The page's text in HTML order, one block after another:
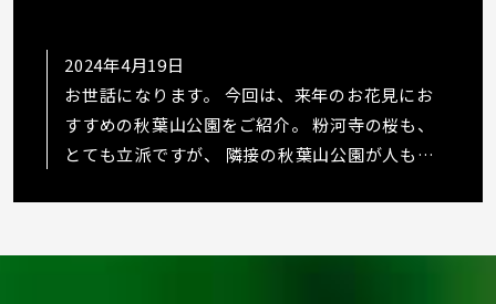
2024年4月19日
お世話になります。 今回は、来年のお花見にお
すすめの秋葉山公園をご紹介。 粉河寺の桜も、
とても立派ですが、 隣接の秋葉山公園が人も少